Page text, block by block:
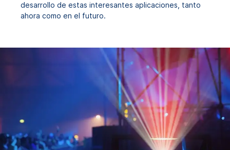
desarrollo de estas interesantes aplicaciones, tanto
ahora como en el futuro.